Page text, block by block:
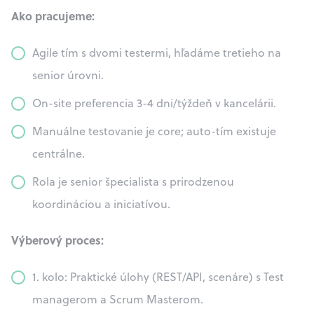
Ako pracujeme:
Agile tím s dvomi testermi, hľadáme tretieho na
senior úrovni.
On-site preferencia 3-4 dni/týždeň v kancelárii.
Manuálne testovanie je core; auto-tím existuje
centrálne.
Rola je senior špecialista s prirodzenou
koordináciou a iniciatívou.
Výberový proces:
1. kolo: Praktické úlohy (REST/API, scenáre) s Test
managerom a Scrum Masterom.